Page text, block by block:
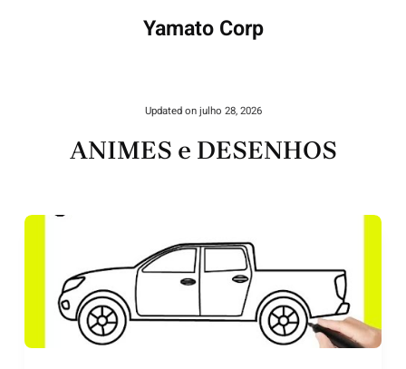
Yamato Corp
Updated onjulho 28, 2026
ANIMES e DESENHOS